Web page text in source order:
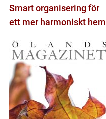
Smart organisering för
ett mer harmoniskt hem